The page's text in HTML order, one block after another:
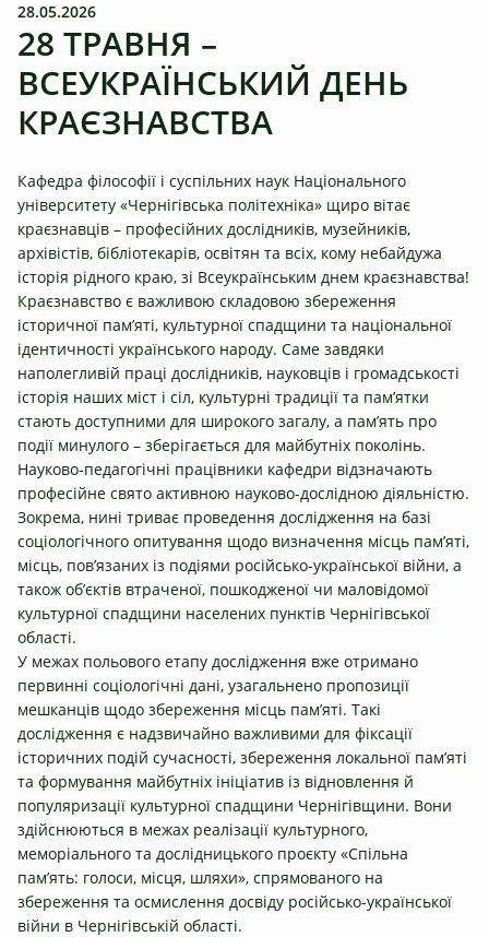
28.05.2026
28 ТРАВНЯ –
ВСЕУКРАЇНСЬКИЙ ДЕНЬ
КРАЄЗНАВСТВА
Кафедра філософії і суспільних наук Національного
університету «Чернігівська політехніка» щиро вітає
краєзнавців – професійних дослідників, музейників,
архівістів, бібліотекарів, освітян та всіх, кому небайдужа
історія рідного краю, зі Всеукраїнським днем краєзнавства!
Краєзнавство є важливою складовою збереження
історичної пам’яті, культурної спадщини та національної
ідентичності українського народу. Саме завдяки
наполегливій праці дослідників, науковців і громадськості
історія наших міст і сіл, культурні традиції та пам’ятки
стають доступними для широкого загалу, а пам’ять про
події минулого – зберігається для майбутніх поколінь.
Науково-педагогічні працівники кафедри відзначають
професійне свято активною науково-дослідною діяльністю.
Зокрема, нині триває проведення дослідження на базі
соціологічного опитування щодо визначення місць пам’яті,
місць, пов’язаних із подіями російсько-української війни, а
також об’єктів втраченої, пошкодженої чи маловідомої
культурної спадщини населених пунктів Чернігівської
області.
У межах польового етапу дослідження вже отримано
первинні соціологічні дані, узагальнено пропозиції
мешканців щодо збереження місць пам’яті. Такі
дослідження є надзвичайно важливими для фіксації
історичних подій сучасності, збереження локальної пам’яті
та формування майбутніх ініціатив із відновлення й
популяризації культурної спадщини Чернігівщини. Вони
здійснюються в межах реалізації культурного,
меморіального та дослідницького проєкту «Спільна
пам’ять: голоси, місця, шляхи», спрямованого на
збереження та осмислення досвіду російсько-української
війни в Чернігівській області.